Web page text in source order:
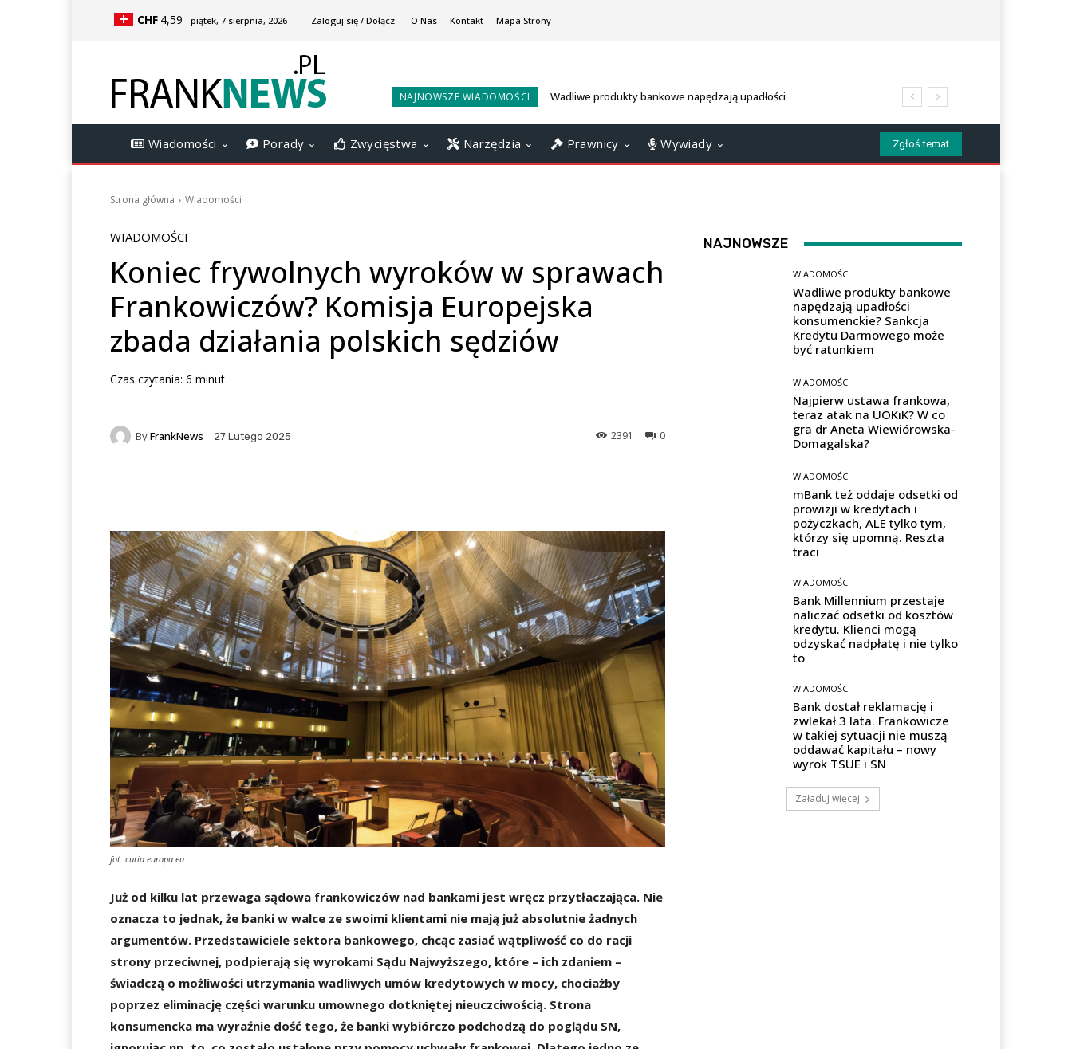
CHF 4,59 piątek, 7 sierpnia, 2026 Zaloguj się / Dołącz O Nas Kontakt Mapa Strony
NAJNOWSZE WIADOMOŚCI
Wadliwe produkty bankowe napędzają upadłości
ratunkiem
Wiadomości Porady Zwycięstwa Narzędzia Prawnicy Wywiady Zgłoś temat
Strona główna Wiadomości
WIADOMOŚCI
Koniec frywolnych wyroków w sprawach
Frankowiczów? Komisja Europejska
zbada działania polskich sędziów
Czas czytania: 6 minut
ByFrankNews 27 Lutego 2025 0
2391
fot. curia europa eu
Już od kilku lat przewaga sądowa frankowiczów nad bankami jest wręcz przytłaczająca. Nie
oznacza to jednak, że banki w walce ze swoimi klientami nie mają już absolutnie żadnych
argumentów. Przedstawiciele sektora bankowego, chcąc zasiać wątpliwość co do racji
strony przeciwnej, podpierają się wyrokami Sądu Najwyższego, które – ich zdaniem –
świadczą o możliwości utrzymania wadliwych umów kredytowych w mocy, chociażby
poprzez eliminację części warunku umownego dotkniętej nieuczciwością. Strona
konsumencka ma wyraźnie dość tego, że banki wybiórczo podchodzą do poglądu SN,
NAJNOWSZE
WIADOMOŚCI
Wadliwe produkty bankowe
napędzają upadłości
konsumenckie? Sankcja
Kredytu Darmowego może
być ratunkiem
WIADOMOŚCI
Najpierw ustawa frankowa,
teraz atak na UOKiK? W co
gra dr Aneta Wiewiórowska-
Domagalska?
WIADOMOŚCI
mBank też oddaje odsetki od
prowizji w kredytach i
pożyczkach, ALE tylko tym,
którzy się upomną. Reszta
traci
WIADOMOŚCI
Bank Millennium przestaje
naliczać odsetki od kosztów
kredytu. Klienci mogą
odzyskać nadpłatę i nie tylko
to
WIADOMOŚCI
Bank dostał reklamację i
zwlekał 3 lata. Frankowicze
w takiej sytuacji nie muszą
oddawać kapitału – nowy
wyrok TSUE i SN
Załaduj więcej